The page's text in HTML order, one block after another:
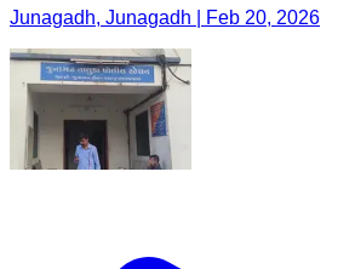
Junagadh, Junagadh | Feb 20, 2026